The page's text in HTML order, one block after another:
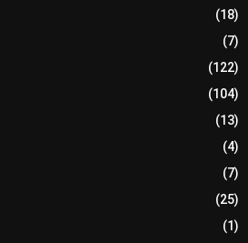
(18)
(7)
(122)
(104)
(13)
(4)
(7)
(25)
(1)